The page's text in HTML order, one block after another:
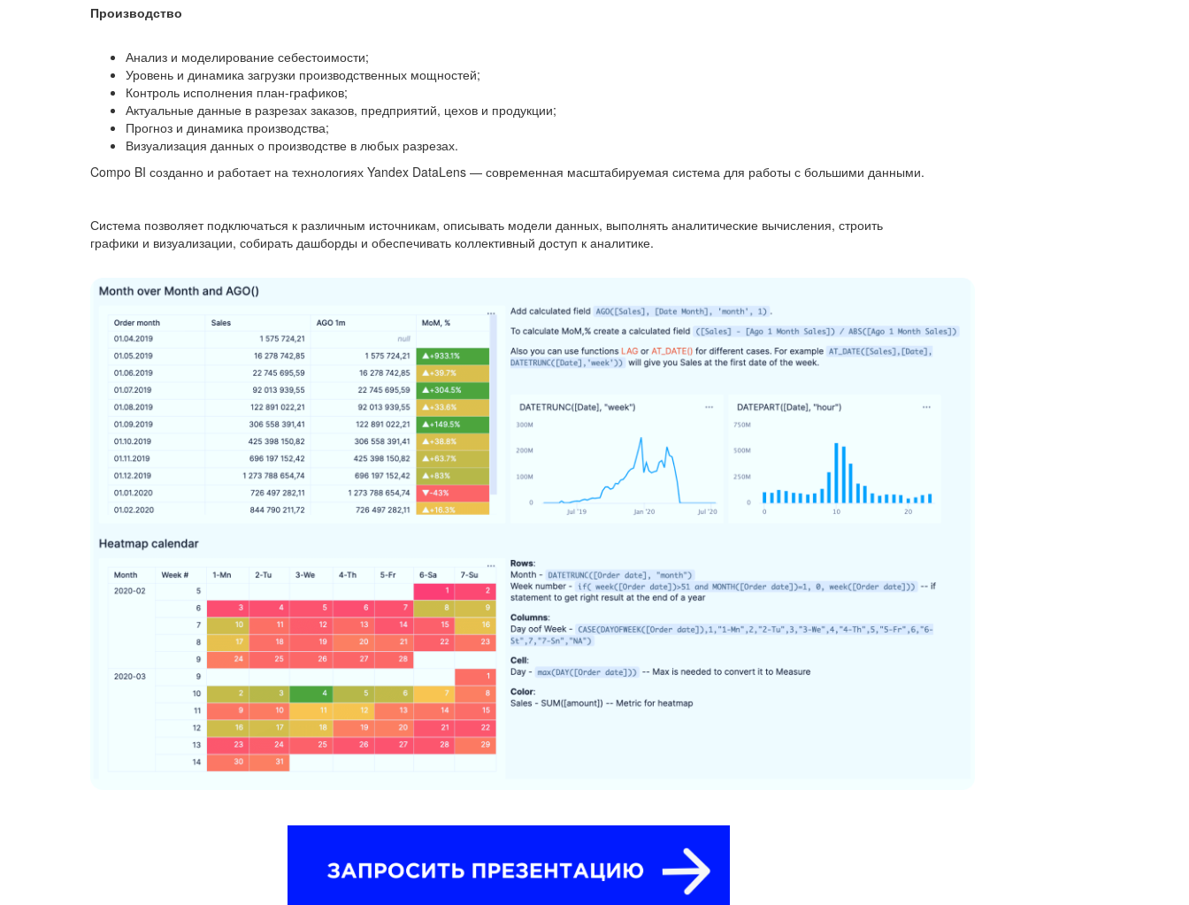
Производство
Анализ и моделирование себестоимости;
Уровень и динамика загрузки производственных мощностей;
Контроль исполнения план-графиков;
Актуальные данные в разрезах заказов, предприятий, цехов и продукции;
Прогноз и динамика производства;
Визуализация данных о производстве в любых разрезах.
Compo BI созданно и работает на технологиях Yandex DataLens — современная масштабируемая система для работы с большими данными.
Система позволяет подключаться к различным источникам, описывать модели данных, выполнять аналитические вычисления, строить
графики и визуализации, собирать дашборды и обеспечивать коллективный доступ к аналитике.